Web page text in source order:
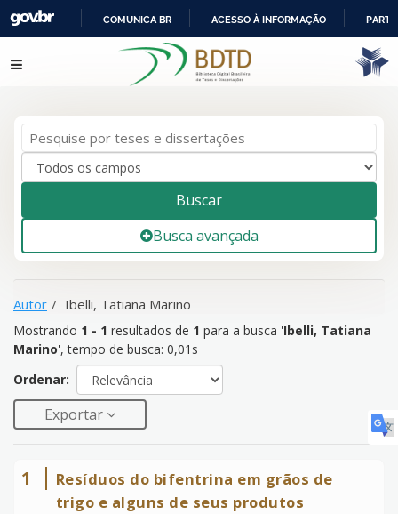
IR
PARA
COMUNICA BR ACESSO À INFORMAÇÃO
resultados de 1para a busca '
Ibelli, Tatiana
Marino
Pular para o conteúdo
Buscar
Busca avançada
Autor Ibelli, Tatiana Marino
Mostrando 1 - 1 resultados de 1 para a busca 'Ibelli, Tatiana
Marino', tempo de busca: 0,01s
Ordenar:
Exportar
1
Resíduos do bifentrina em grãos de
trigo e alguns de seus produtos